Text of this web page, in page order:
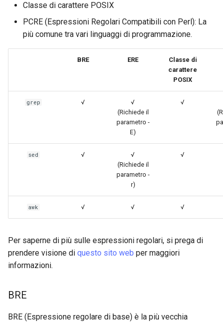
Classe di carattere POSIX
PCRE (Espressioni Regolari Compatibili con Perl): La
più comune tra vari linguaggi di programmazione.
BRE ERE
Classe di
carattere
POSIX
grep √
√
(Richiede il
parametro -
E)
√
sed √
√
(Richiede il
parametro -
r)
√
awk √ √ √
Per saperne di più sulle espressioni regolari, si prega di
prendere visione di questo sito web per maggiori
informazioni.
BRE
BRE (Espressione regolare di base) è la più vecchia